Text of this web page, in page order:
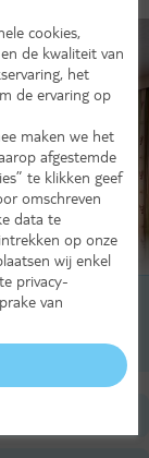
cookies,
de kwaliteit van
het
de ervaring op
maken we het
afgestemde
te klikken geef
omschreven
data te
op onze
wij enkel
privacy-
van